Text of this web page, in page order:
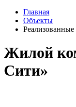
Главная
Объекты
Жилой
Сити»